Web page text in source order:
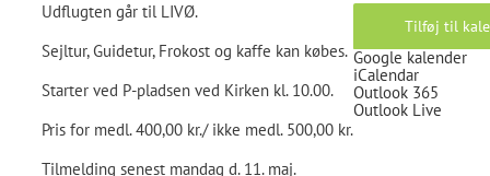
Udflugten går til LIVØ.
Sejltur, Guidetur, Frokost og kaffe kan købes.
Starter ved P-pladsen ved Kirken kl. 10.00.
Pris for medl. 400,00 kr./ ikke medl. 500,00 kr.
Tilmelding senest mandag d. 11. maj.
Tilføj til
Google kalender
iCalendar
Outlook 365
Outlook Live